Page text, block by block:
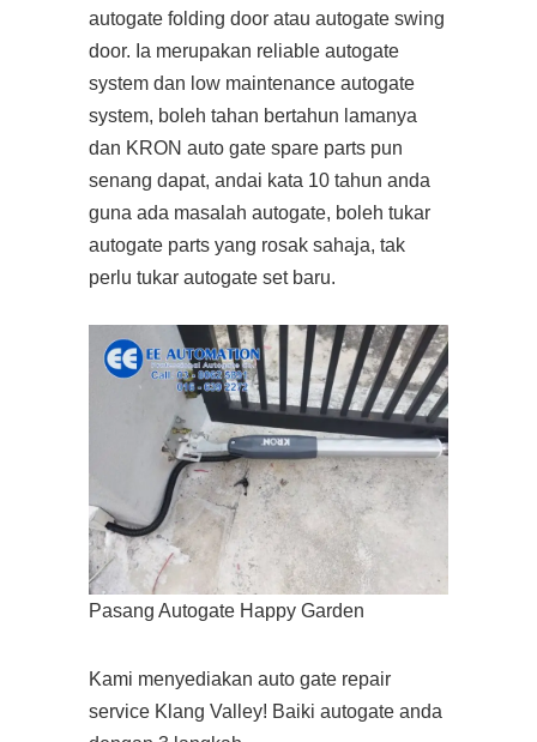
autogate folding door atau autogate swing
door. Ia merupakan reliable autogate
system dan low maintenance autogate
system, boleh tahan bertahun lamanya
dan KRON auto gate spare parts pun
senang dapat, andai kata 10 tahun anda
guna ada masalah autogate, boleh tukar
autogate parts yang rosak sahaja, tak
perlu tukar autogate set baru.
Pasang Autogate Happy Garden
Kami menyediakan auto gate repair
service Klang Valley! Baiki autogate anda